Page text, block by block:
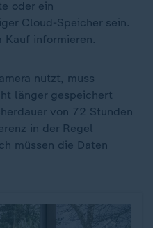
oder ein
Cloud-Speicher sein.
Kauf informieren.
nutzt, muss
länger gespeichert
von 72 Stunden
in der Regel
müssen die Daten